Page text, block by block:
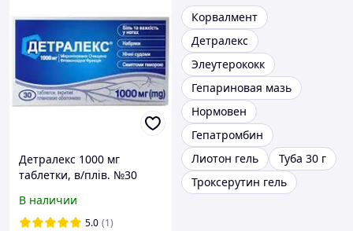
Детралекс 1000 мг
таблетки, в/плів. №30
В наличии
5.0 (1)
Корвалмент
Детралекс
Элеутерококк
Гепариновая мазь
Нормовен
Гепатромбин
Лиотон гель
Туба 30 г
Троксерутин гель